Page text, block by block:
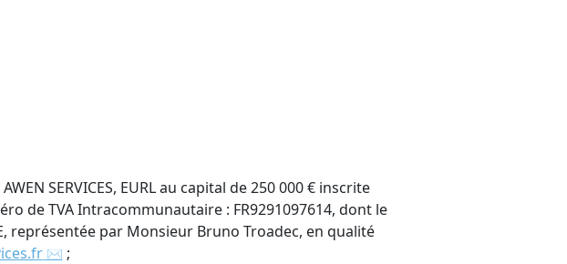
SERVICES, EURL au capital de 250 000 € inscrite
de TVA Intracommunautaire : FR9291097614, dont le
représentée par Monsieur Bruno Troadec, en qualité
;